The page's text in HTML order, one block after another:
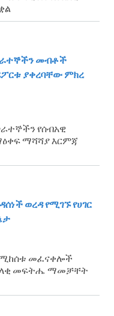
መብቶች
ያቀረባቸው ምክረ
የሰብአዊ
ማሻሻያ እርምጃ
ወረዳ የሚገኙ የሀገር
መፈናቀሎች
መፍትሔ ማመቻቸት